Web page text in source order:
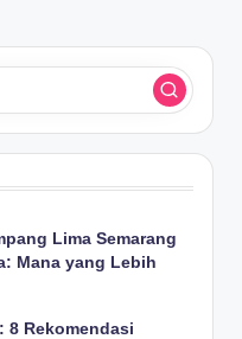
Lima Semarang
Mana yang Lebih
8 Rekomendasi